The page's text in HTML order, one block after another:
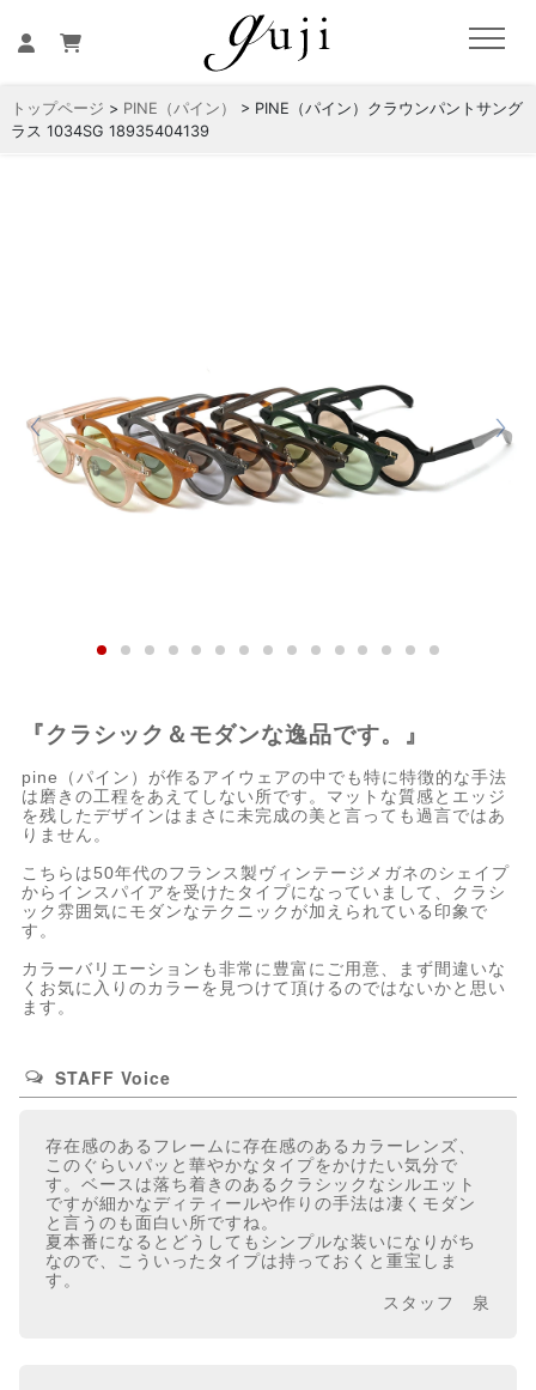
トップページ > PINE（パイン）
> PINE（パイン）クラウンパントサング
ラス 1034SG 18935404139
『クラシック＆モダンな逸品です。』
pine（パイン）が作るアイウェアの中でも特に特徴的な手法
は磨きの工程をあえてしない所です。マットな質感とエッジ
を残したデザインはまさに未完成の美と言っても過言ではあ
りません。
こちらは50年代のフランス製ヴィンテージメガネのシェイプ
からインスパイアを受けたタイプになっていまして、クラシ
ック雰囲気にモダンなテクニックが加えられている印象で
す。
カラーバリエーションも非常に豊富にご用意、まず間違いな
くお気に入りのカラーを見つけて頂けるのではないかと思い
ます。
STAFF Voice
存在感のあるフレームに存在感のあるカラーレンズ、
このぐらいパッと華やかなタイプをかけたい気分で
す。ベースは落ち着きのあるクラシックなシルエット
ですが細かなディティールや作りの手法は凄くモダン
と言うのも面白い所ですね。
夏本番になるとどうしてもシンプルな装いになりがち
なので、こういったタイプは持っておくと重宝しま
す。
スタッフ 泉